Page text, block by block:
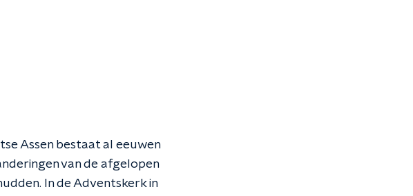
Assen bestaat al eeuwen
van de afgelopen
In de Adventskerk in